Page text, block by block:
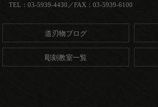
TEL：03-5939-4430／FAX：03-5939-6100
道刃物ブログ
彫刻教室一覧